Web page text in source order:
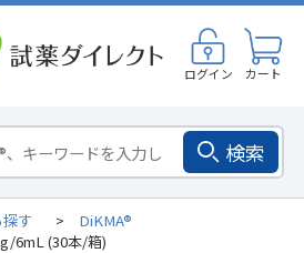
ログイン カート
検索
す > DiKMA®
6mL (30本/箱)